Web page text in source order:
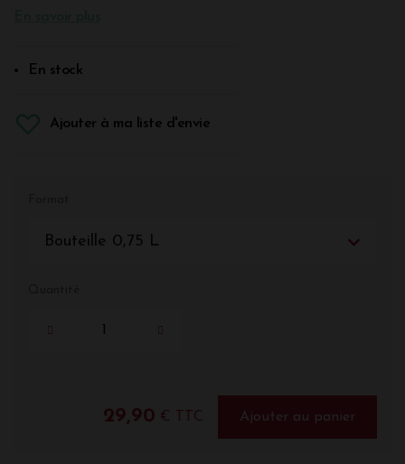
En stock
Ajouter à ma liste d'envie
Bouteille 0,75 L
29,90 € TTC Ajouter au panier